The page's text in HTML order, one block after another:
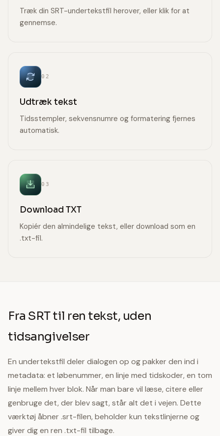
Træk din SRT-undertekstfil herover, eller klik for at
gennemse.
02
Udtræk tekst
Tidsstempler, sekvensnumre og formatering fjernes
automatisk.
03
Download TXT
Kopiér den almindelige tekst, eller download som en
.txt-fil.
Fra SRT til ren tekst, uden
tidsangivelser
En undertekstfil deler dialogen op og pakker den ind i
metadata: et løbenummer, en linje med tidskoder, en tom
linje mellem hver blok. Når man bare vil læse, citere eller
genbruge det, der blev sagt, står alt det i vejen. Dette
værktøj åbner .srt-filen, beholder kun tekstlinjerne og
giver dig en ren .txt-fil tilbage.